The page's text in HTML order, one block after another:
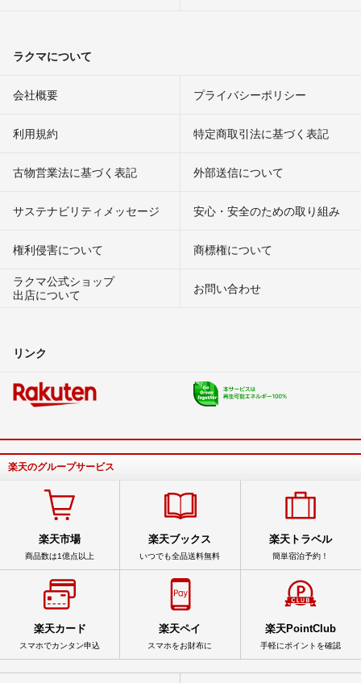
ラクマについて
会社概要 プライバシーポリシー
利用規約 特定商取引法に基づく表記
古物営業法に基づく表記 外部送信について
サステナビリティメッセージ 安心・安全のための取り組み
権利侵害について
商標権について
ラクマ公式ショップ
出店について
お問い合わせ
リンク
楽天のグループサービス
楽天市場
商品数は1億点以上
楽天ブックス
いつでも全品送料無料
楽天トラベル
簡単宿泊予約！
楽天カード
スマホでカンタン申込
楽天ペイ
スマホをお財布に
楽天PointClub
手軽にポイントを確認